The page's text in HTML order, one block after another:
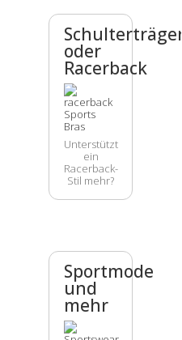
Schulterträger
oder
Racerback
Unterstützt
ein
Racerback-
Stil mehr?
Sportmode
und
mehr